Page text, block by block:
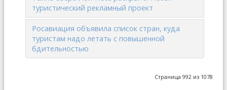
туристический рекламный проект
Росавиация объявила список стран, куда
туристам надо летать с повышенной
бдительностью
Страница 992 из 1078